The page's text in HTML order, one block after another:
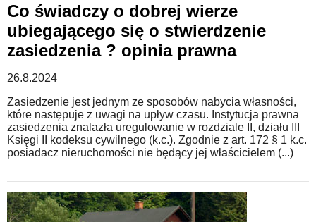
Co świadczy o dobrej wierze
ubiegającego się o stwierdzenie
zasiedzenia ? opinia prawna
26.8.2024
Zasiedzenie jest jednym ze sposobów nabycia własności,
które następuje z uwagi na upływ czasu. Instytucja prawna
zasiedzenia znalazła uregulowanie w rozdziale II, działu III
Księgi II kodeksu cywilnego (k.c.). Zgodnie z art. 172 § 1 k.c.
posiadacz nieruchomości nie będący jej właścicielem (...)